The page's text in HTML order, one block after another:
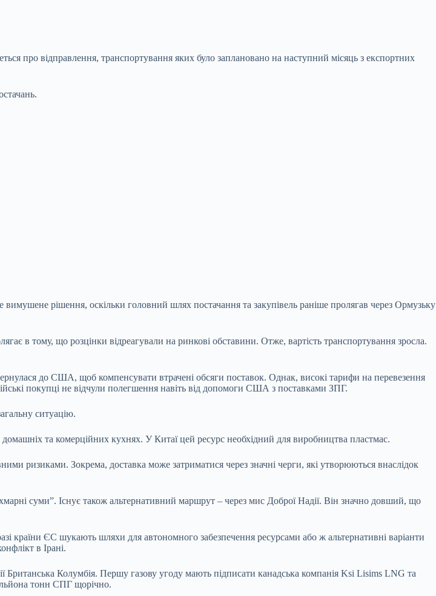
про відправлення, транспортування яких було заплановано на наступний місяць з експортних
рішення, оскільки головний шлях постачання та закупівель раніше пролягав через Ормузьку
тому, що розцінки відреагували на ринкові обставини. Отже, вартість транспортування зросла.
до США, щоб компенсувати втрачені обсяги поставок. Однак, високі тарифи на перевезення
покупці не відчули полегшення навіть від допомоги США з поставками ЗПГ.
ситуацію.
та комерційних кухнях. У Китаї цей ресурс необхідний для виробництва пластмас.
ризиками. Зокрема, доставка може затриматися через значні черги, які утворюються внаслідок
суми”. Існує також альтернативний маршрут – через мис Доброї Надії. Він значно довший, що
країни ЄС шукають шляхи для автономного забезпечення ресурсами або ж альтернативні варіанти
в Ірані.
Колумбія. Першу газову угоду мають підписати канадська компанія Ksi Lisims LNG та
тонн СПГ щорічно.